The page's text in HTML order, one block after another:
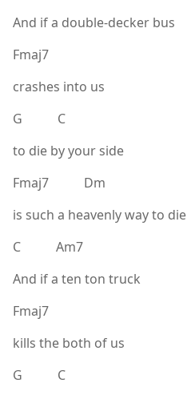
And if a double-decker bus
Fmaj7
crashes into us
G C
to die by your side
Fmaj7 Dm
is such a heavenly way to die
C Am7
And if a ten ton truck
Fmaj7
kills the both of us
G C